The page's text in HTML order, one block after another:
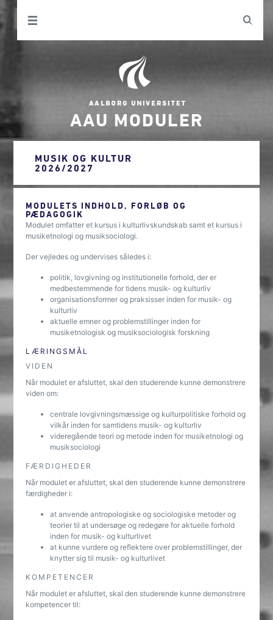
AAU MODULER
MUSIK OG KULTUR
2026/2027
MODULETS INDHOLD, FORLØB OG
PÆDAGOGIK
Modulet omfatter et kursus i kulturlivskundskab samt et kursus i
musiketnologi og musiksociologi.
Der vejledes og undervises således i:
politik, lovgivning og institutionelle forhold, der er
medbestemmende for tidens musik- og kulturliv
organisationsformer og praksisser inden for musik- og
kulturliv
aktuelle emner og problemstillinger inden for
musiketnologisk og musiksociologisk forskning
LÆRINGSMÅL
VIDEN
Når modulet er afsluttet, skal den studerende kunne demonstrere
viden om:
centrale lovgivningsmæssige og kulturpolitiske forhold og
vilkår inden for samtidens musik- og kulturliv
videregående teori og metode inden for musiketnologi og
musiksociologi
FÆRDIGHEDER
Når modulet er afsluttet, skal den studerende kunne demonstrere
færdigheder i:
at anvende antropologiske og sociologiske metoder og
teorier til at undersøge og redegøre for aktuelle forhold
inden for musik- og kulturlivet
at kunne vurdere og reflektere over problemstillinger, der
knytter sig til musik- og kulturlivet
KOMPETENCER
Når modulet er afsluttet, skal den studerende kunne demonstrere
kompetencer til: